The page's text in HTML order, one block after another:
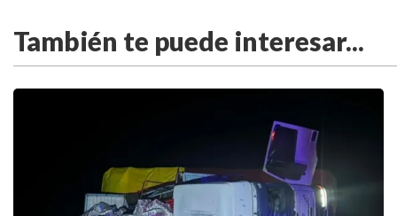
También te puede interesar...